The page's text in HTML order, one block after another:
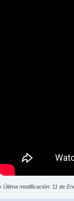
Última modificación: 11 de